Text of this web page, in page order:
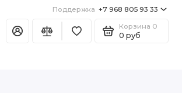
Поддержка +7 968 805 93 33
Корзина 0
0 руб